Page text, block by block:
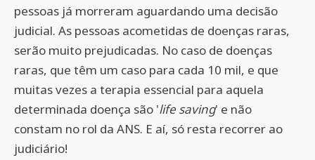
pessoas já morreram aguardando uma decisão
judicial. As pessoas acometidas de doenças raras,
serão muito prejudicadas. No caso de doenças
raras, que têm um caso para cada 10 mil, e que
muitas vezes a terapia essencial para aquela
determinada doença são 'life saving' e não
constam no rol da ANS. E aí, só resta recorrer ao
judiciário!